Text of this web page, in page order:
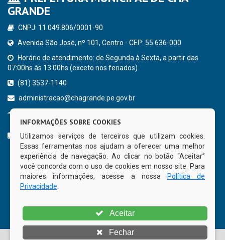
GRANDE
CNPJ: 11.049.806/0001-90
Avenida São José, nº 101, Centro - CEP: 55.636-000
Horário de atendimento: de Segunda à Sexta, a partir das
07:00hs às 13:00hs (exceto nos feriados)
(81) 3537-1140
administracao@chagrande.pe.gov.br
CURTA NOSSA FAN PAGE
INFORMAÇÕES SOBRE COOKIES
Utilizamos serviços de terceiros que utilizam cookies.
Essas ferramentas nos ajudam a oferecer uma melhor
experiência de navegação. Ao clicar no botão “Aceitar”
você concorda com o uso de cookies em nosso site. Para
maiores informações, acesse a nossa
Política de
Privacidade
Aceitar
Fechar